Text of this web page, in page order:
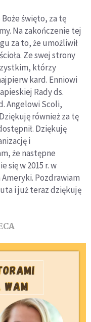
święto, za tę
Na zakończenie tej
za to, że umożliwił
Ze swej strony
którzy
kard. Enniowi
Rady ds.
Angelowi Scoli,
również za tę
Dziękuję
i
że następne
się w 2015 r. w
Pozdrawiam
i już teraz dziękuję